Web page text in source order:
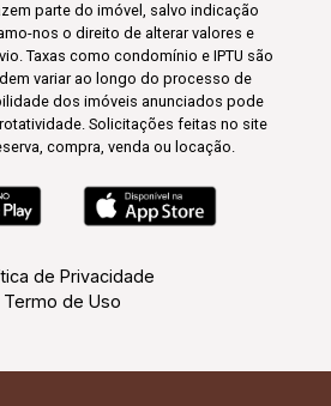
parte do imóvel, salvo indicação
nos o direito de alterar valores e
Taxas como condomínio e IPTU são
variar ao longo do processo de
dos imóveis anunciados pode
Solicitações feitas no site
compra, venda ou locação.
de Privacidade
Termo de Uso